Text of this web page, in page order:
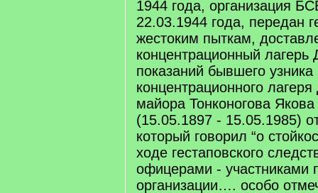
1944 года, организация
22.03.1944 года, передан
жестоким пыткам,
концентрационный лагерь
показаний бывшего узника
концентрационного
майора Тонконогова
(15.05.1897 - 15.05.1985)
который говорил “о
ходе гестаповского
офицерами - участниками
организации…. особо